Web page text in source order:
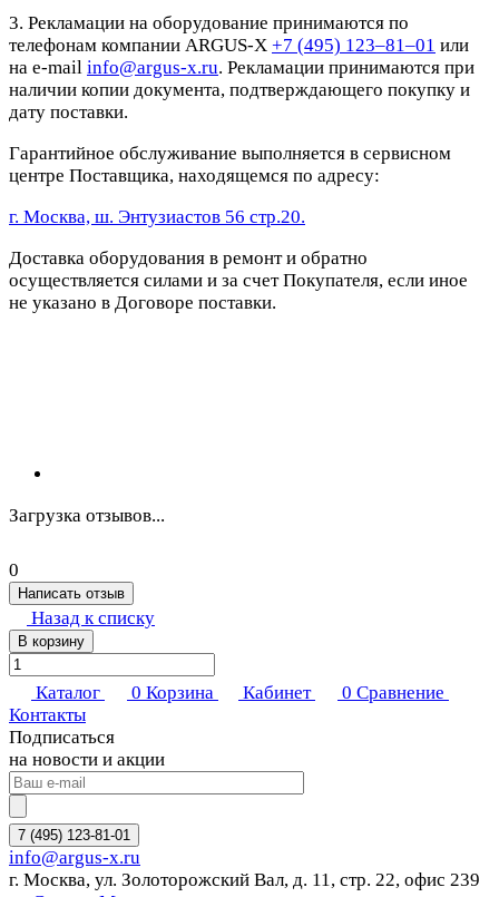
3. Рекламации на оборудование принимаются по
телефонам компании ARGUS-X +7 (495) 123–81–01 или
на e-mail info@argus-x.ru. Рекламации принимаются при
наличии копии документа, подтверждающего покупку и
дату поставки.
Гарантийное обслуживание выполняется в сервисном
центре Поставщика, находящемся по адресу:
г. Москва, ш. Энтузиастов 56 стр.20.
Доставка оборудования в ремонт и обратно
осуществляется силами и за счет Покупателя, если иное
не указано в Договоре поставки.
Загрузка отзывов...
0
Написать отзыв
Назад к списку
В корзину
Каталог 0 Корзина Кабинет 0 Сравнение
Контакты
Подписаться
на новости и акции
7 (495) 123-81-01
info@argus-x.ru
г. Москва, ул. Золоторожский Вал, д. 11, стр. 22, офис 239